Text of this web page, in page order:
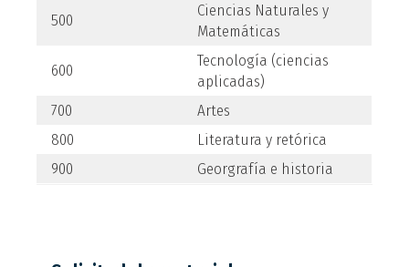
500
Ciencias Naturales y
Matemáticas
600
Tecnología (ciencias
aplicadas)
700
Artes
800
Literatura y retórica
900
Georgrafía e historia